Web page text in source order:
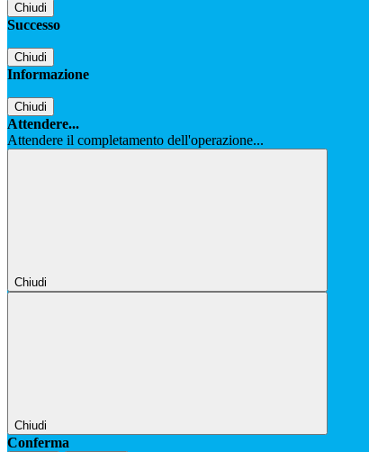
Chiudi
Successo
Chiudi
Informazione
Chiudi
Attendere...
Attendere il completamento dell'operazione...
Chiudi
Chiudi
Conferma